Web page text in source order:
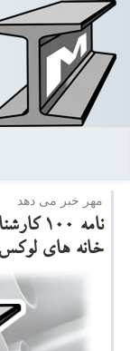
مهر خبر می دهد
نامه
خانه های لوكس